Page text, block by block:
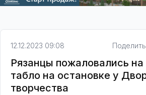
12.12.2023 09:08
Рязанцы пожаловались
табло на остановке у
творчества